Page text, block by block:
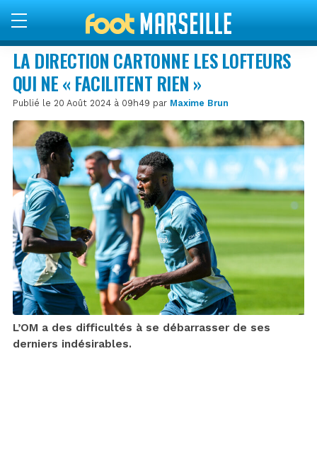
LA DIRECTION CARTONNE LES LOFTEURS
QUI NE « FACILITENT RIEN »
Publié le 20 Août 2024 à 09h49 par Maxime Brun
L’OM a des difficultés à se débarrasser de ses
derniers indésirables.